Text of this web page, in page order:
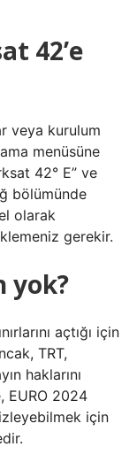
42’e
veya kurulum
menüsüne
42° E” ve
bölümünde
olarak
gerekir.
yok?
açtığı için
TRT,
haklarını
EURO 2024
izleyebilmek için